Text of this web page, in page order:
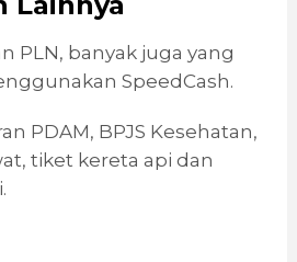
PLN, banyak juga yang
SpeedCash.
PDAM, BPJS Kesehatan,
tiket kereta api dan